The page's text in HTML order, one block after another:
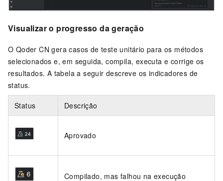
Visualizar o progresso da geração
O Qoder CN gera casos de teste unitário para os métodos
selecionados e, em seguida, compila, executa e corrige os
resultados. A tabela a seguir descreve os indicadores de
status.
Status Descrição
Aprovado
Compilado, mas falhou na execução